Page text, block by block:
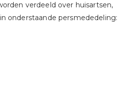
verdeeld over huisartsen,
onderstaande persmededeling: